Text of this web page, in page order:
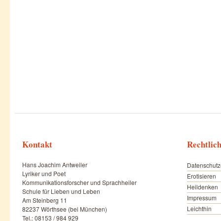
Kontakt
Hans Joachim Antweiler
Lyriker und Poet
Kommunikationsforscher und Sprachheiler
Schule für Lieben und Leben
Am Steinberg 11
82237 Wörthsee (bei München)
Tel.: 08153 / 984 929
Erotisieren
Heildenken
Impressum
Leichthin